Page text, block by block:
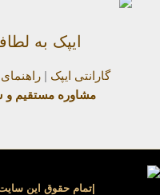
ایپک به
گارانتی ایپک |
مشاوره مستقیم و
|تمام حقوق این